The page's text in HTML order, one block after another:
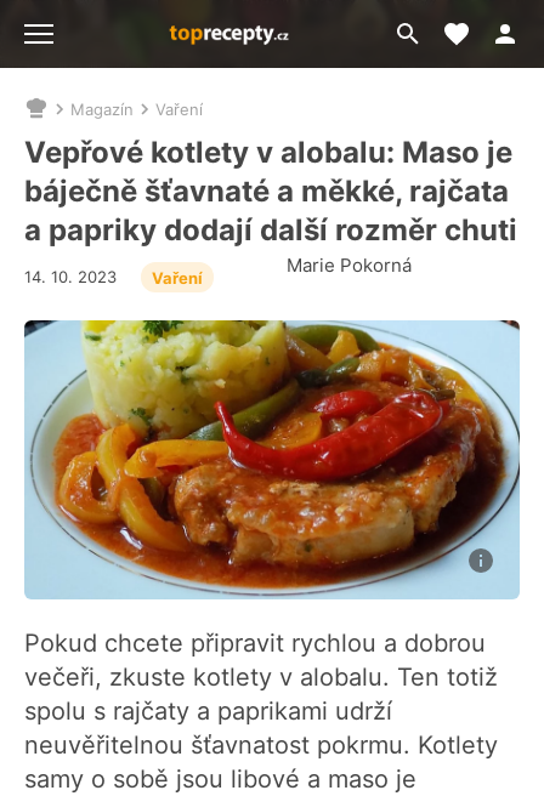
Přejít
na
Moje
Nacházíte
se
zde:
Magazín Vaření
Vepřové kotlety v alobalu: Maso je
báječně šťavnaté a měkké, rajčata
a papriky dodají další rozměr chuti
Marie Pokorná
14. 10. 2023 Vaření
Pokud chcete připravit rychlou a dobrou
večeři, zkuste kotlety v alobalu. Ten totiž
spolu s rajčaty a paprikami udrží
neuvěřitelnou šťavnatost pokrmu. Kotlety
samy o sobě jsou libové a maso je